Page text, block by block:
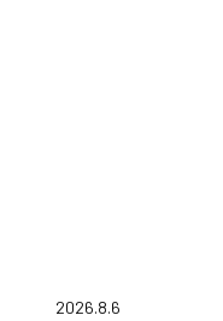
2026.8.6